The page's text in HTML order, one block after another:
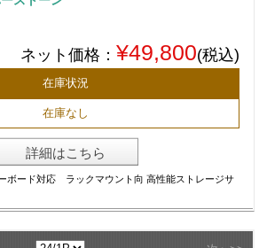
ネット価格： ¥49,800(税込)
在庫状況
在庫なし
詳細はこちら
ボード対応 ラックマウント向 高性能ストレージサ